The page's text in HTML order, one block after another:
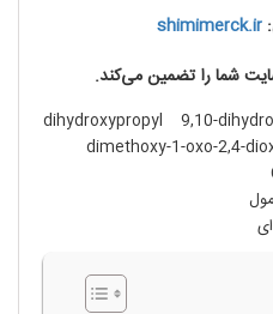
shimimerck.ir
شما را تضمین می‌کند.
1,2-dihydroxypropyl 9,10-
dimethoxy-1-oxo-2,4-